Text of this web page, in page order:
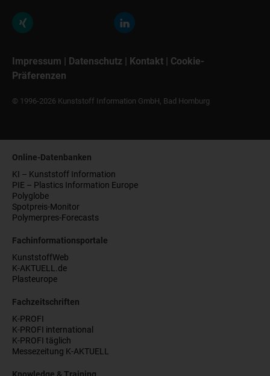
Impressum | Datenschutz | Kontakt | Cookie-
Präferenzen
© 1996-2026 Kunststoff Information GmbH, Bad Homburg
Online-Datenbanken
KI – Kunststoff Information
PIE – Plastics Information Europe
Polyglobe
Spotpreis-Monitor
Polymerpres-Forecasts
Fachinformationsportale
KunststoffWeb
K-AKTUELL.de
Plasteurope
Fachzeitschriften
K-PROFI
K-PROFI international
K-PROFI täglich
Messezeitung K-AKTUELL